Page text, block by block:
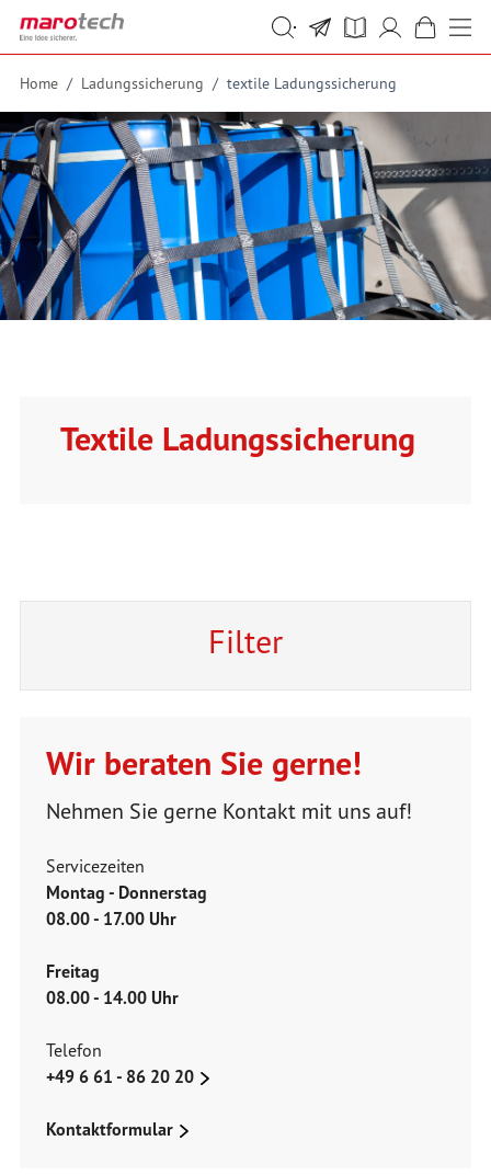
Skip to Content
Suche
Suche
Home / Ladungssicherung / textile Ladungssicherung
Textile Ladungssicherung
Filter
Wir beraten Sie gerne!
Nehmen Sie gerne Kontakt mit uns auf!
Servicezeiten
Montag - Donnerstag
08.00 - 17.00 Uhr
Freitag
08.00 - 14.00 Uhr
Telefon
+49 6 61 - 86 20 20
Kontaktformular